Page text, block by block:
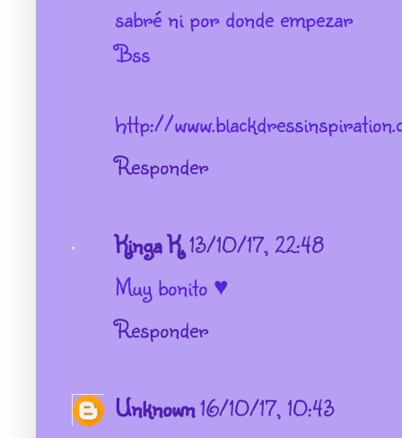
sabré ni por donde empezar
Bss
http://
Responder
Kinga K.13/10/17, 22:48
Muy bonito ♥
Responder
Unknown16/10/17, 10:43